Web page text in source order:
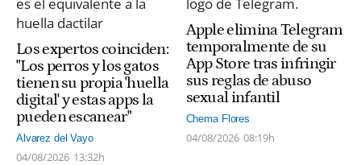
Los expertos coinciden:
"Los perros y los gatos
tienen su propia 'huella
digital' y estas apps la
pueden escanear"
Alvarez del Vayo
04/08/2026 13:32h
Apple elimina Telegram
temporalmente de su
App Store tras infringir
sus reglas de abuso
sexual infantil
Chema Flores
04/08/2026 08:19h